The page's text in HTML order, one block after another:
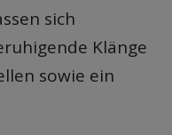
sich
Klänge
sowie ein